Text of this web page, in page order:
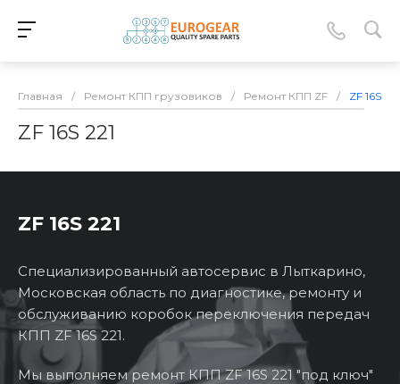
Главная / Ремонт КПП грузовиков / Ремонт КПП ZF / ZF 16S 221
ZF 16S 221
ZF 16S 221
Специализированный автосервис в Лыткарино,
Московская область по диагностике, ремонту и
обслуживанию коробок переключения передач
КПП ZF 16S 221.
Мы выполняем ремонт КПП ZF 16S 221 "под ключ"